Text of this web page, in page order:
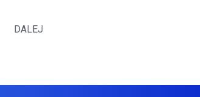
DALEJ